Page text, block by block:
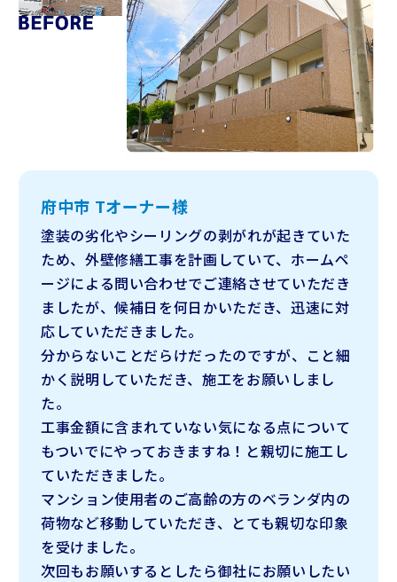
府中市 Tオーナー様
塗装の劣化やシーリングの剥がれが起きていた
ため、外壁修繕工事を計画していて、ホームペ
ージによる問い合わせでご連絡させていただき
ましたが、候補日を何日かいただき、迅速に対
応していただきました。
分からないことだらけだったのですが、こと細
かく説明していただき、施工をお願いしまし
た。
工事金額に含まれていない気になる点について
もついでにやっておきますね！と親切に施工し
ていただきました。
マンション使用者のご高齢の方のベランダ内の
荷物など移動していただき、とても親切な印象
を受けました。
次回もお願いするとしたら御社にお願いしたい